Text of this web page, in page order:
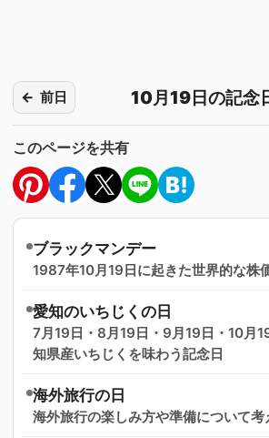
前日 10月19日の記念
このページを共有
ブラックマンデー
1987年10月19日に起きた世界的な株
愛知のいちじくの日
7月19日・8月19日・9月19日・10月
知県産いちじくを味わう記念日
海外旅行の日
海外旅行の楽しみ方や準備について考